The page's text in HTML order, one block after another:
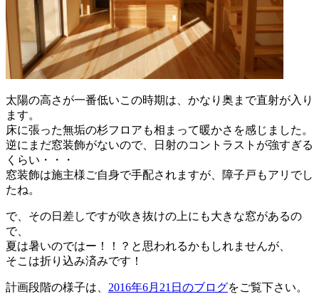
太陽の高さが一番低いこの時期は、かなり奥まで直射が入り
ます。
床に張った無垢の杉フロアも相まって暖かさを感じました。
逆にまだ窓装飾がないので、日射のコントラストが強すぎる
くらい・・・
窓装飾は施主様ご自身で手配されますが、障子戸もアリでし
たね。
で、その日差しですが吹き抜けの上にも大きな窓があるの
で、
夏は暑いのではー！！？と思われるかもしれませんが、
そこは折り込み済みです！
計画段階の様子は、 2016年6月21日のブログをご覧下さい。